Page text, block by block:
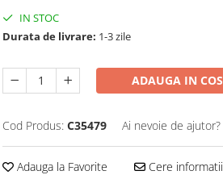
IN STOC
Durata de livrare: 1-3 zile
ADAUGA IN COS
Cod Produs: C35479 Ai nevoie de ajutor?
Adauga la Favorite Cere informatii